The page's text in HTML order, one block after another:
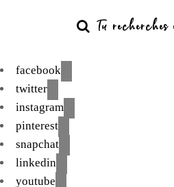
facebook
twitter
instagram
pinterest
snapchat
linkedin
youtube